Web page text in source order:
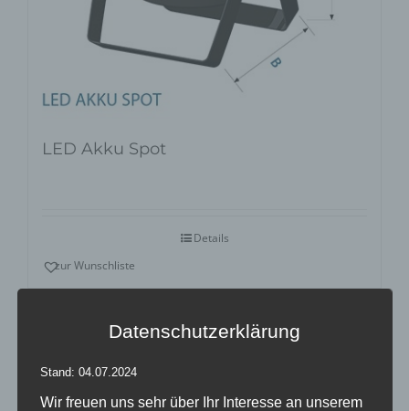
LED Akku Spot
Details
zur Wunschliste
Datenschutzerklärung
Stand: 04.07.2024
Wir freuen uns sehr über Ihr Interesse an unserem